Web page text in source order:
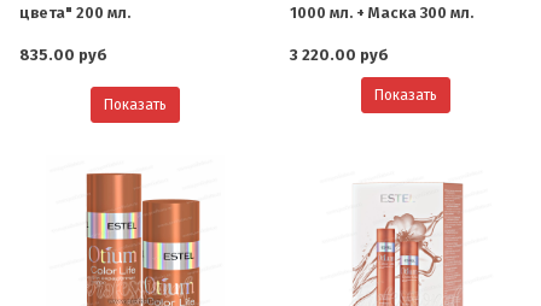
цвета" 200 мл.
835.00 руб
Показать
1000 мл. + Маска 300 мл.
3 220.00 руб
Показать